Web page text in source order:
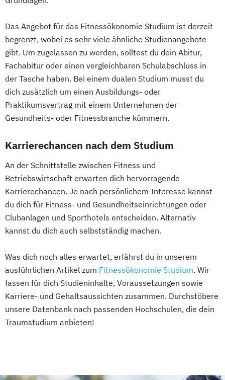
Das Angebot für das Fitnessökonomie Studium ist derzeit
begrenzt, wobei es sehr viele ähnliche Studienangebote
gibt. Um zugelassen zu werden, solltest du dein Abitur,
Fachabitur oder einen vergleichbaren Schulabschluss in
der Tasche haben. Bei einem dualen Studium musst du
dich zusätzlich um einen Ausbildungs- oder
Praktikumsvertrag mit einem Unternehmen der
Gesundheits- oder Fitnessbranche kümmern.
Karrierechancen nach dem Studium
An der Schnittstelle zwischen Fitness und
Betriebswirtschaft erwarten dich hervorragende
Karrierechancen. Je nach persönlichem Interesse kannst
du dich für Fitness- und Gesundheitseinrichtungen oder
Clubanlagen und Sporthotels entscheiden. Alternativ
kannst du dich auch selbstständig machen.
Was dich noch alles erwartet, erfährst du in unserem
ausführlichen Artikel zum Fitnessökonomie Studium. Wir
fassen für dich Studieninhalte, Voraussetzungen sowie
Karriere- und Gehaltsaussichten zusammen. Durchstöbere
unsere Datenbank nach passenden Hochschulen, die dein
Traumstudium anbieten!